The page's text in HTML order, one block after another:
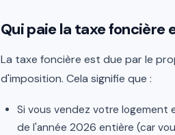
Qui paie la taxe foncière
La taxe foncière est due par le
d'imposition. Cela signifie que :
Si vous vendez votre logement
de l'année 2026 entière (car